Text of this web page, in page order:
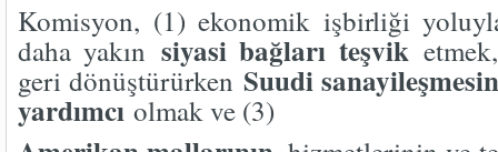
Komisyon, (1) ekonomik işbirliği
daha yakın siyasi bağları teşvik
geri dönüştürürken Suudi
yardımcıolmak ve (3)